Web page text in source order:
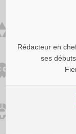
Rédacteur en
ses